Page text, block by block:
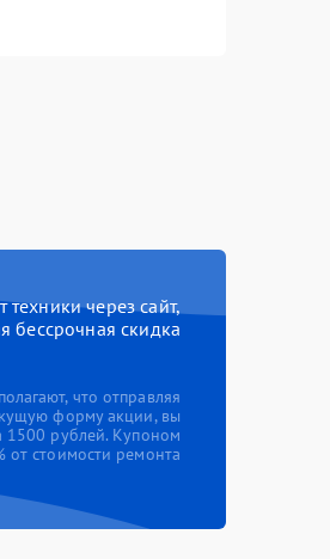
через сайт,
бессрочная скидка
что отправляя
форму акции, вы
1500 рублей. Купоном
от стоимости ремонта